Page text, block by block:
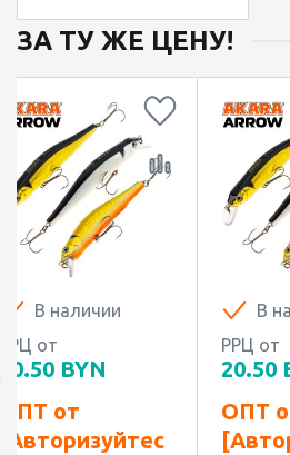
ЗА ТУ ЖЕ ЦЕНУ!
В наличии
РРЦ от
20.50 BYN
ОПТ от
[Авторизуйтес
В
РРЦ от
20.50
ОПТ